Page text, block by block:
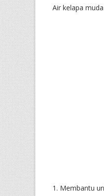
Air kelapa
1. Membantu